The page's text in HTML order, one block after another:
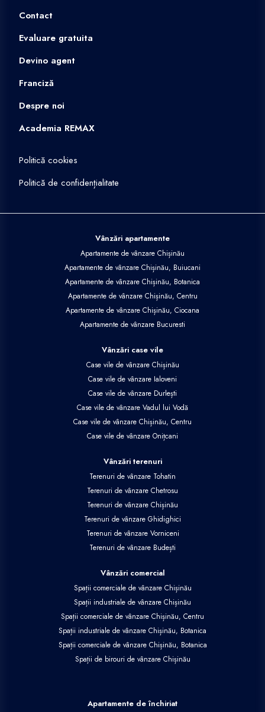
Contact
Evaluare gratuita
Devino agent
Franciză
Despre noi
Academia REMAX
Politică cookies
Politică de confidențialitate
Vânzări apartamente
Apartamente de vânzare Chișinău
Apartamente de vânzare Chișinău, Buiucani
Apartamente de vânzare Chișinău, Botanica
Apartamente de vânzare Chișinău, Centru
Apartamente de vânzare Chișinău, Ciocana
Apartamente de vânzare Bucuresti
Vânzări case vile
Case vile de vânzare Chișinău
Case vile de vânzare Ialoveni
Case vile de vânzare Durlești
Case vile de vânzare Vadul lui Vodă
Case vile de vânzare Chișinău, Centru
Case vile de vânzare Onițcani
Vânzări terenuri
Terenuri de vânzare Tohatin
Terenuri de vânzare Chetrosu
Terenuri de vânzare Chișinău
Terenuri de vânzare Ghidighici
Terenuri de vânzare Vorniceni
Terenuri de vânzare Budești
Vânzări comercial
Spații comerciale de vânzare Chișinău
Spații industriale de vânzare Chișinău
Spații comerciale de vânzare Chișinău, Centru
Spații industriale de vânzare Chișinău, Botanica
Spații comerciale de vânzare Chișinău, Botanica
Spații de birouri de vânzare Chișinău
Apartamente de închiriat